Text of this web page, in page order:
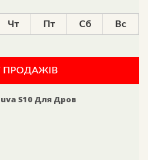
Чт Пт Сб Вс
ПРОДАЖІВ
S10 Для Дров